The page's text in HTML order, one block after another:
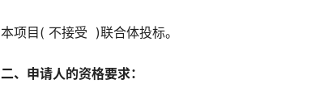
本项目( 不接受 )联合体投标。
二、申请人的资格要求：